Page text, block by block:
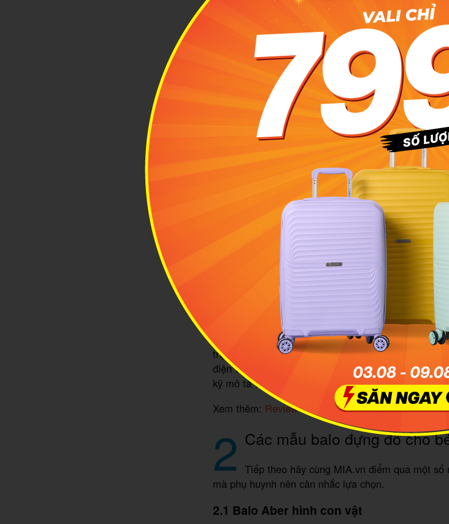
Hiện nay các mẫu balo đựng đồ cho bé có rất
bạn tha hồ lựa chọn
1.4 Tham khảo giá từ nhiều nguồn
Hiện nay việc mua sắm online ngày càng trở nên
trực tiếp tại cửa hàng thì phụ huynh cũng có thể
điện tử. Tuy nhiên, để đảm bảo sản phẩm chính
kỹ mô tả và đánh giá từ những khách hàng đã mua
Xem thêm: Review mẫu balo chống gù Miti dành cho
2 Các mẫu balo đựng đồ cho
Tiếp theo hãy cùng MIA.vn điểm qua một
mà phụ huynh nên cân nhắc lựa chọn.
2.1 Balo Aber hình con vật